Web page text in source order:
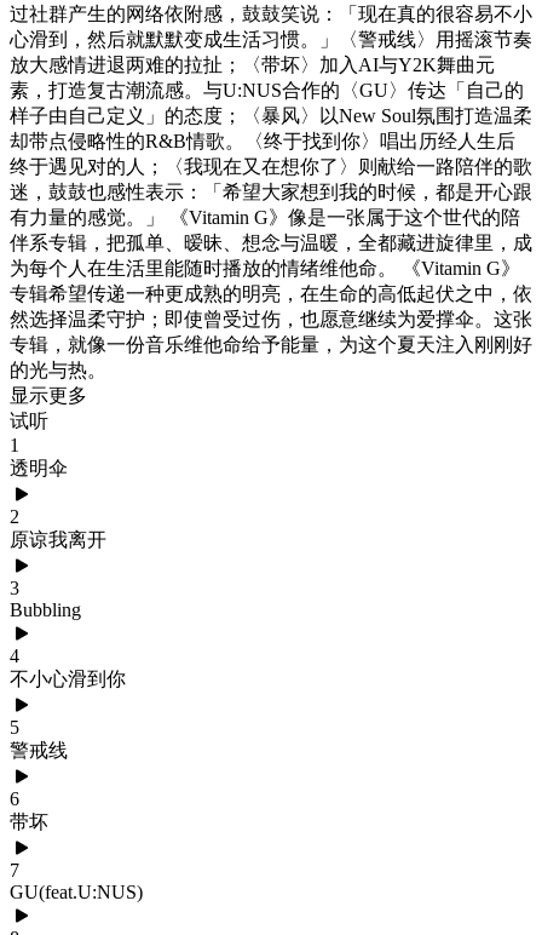
过社群产生的网络依附感，鼓鼓笑说：「现在真的很容易不小
心滑到，然后就默默变成生活习惯。」〈警戒线〉用摇滚节奏
放大感情进退两难的拉扯；〈带坏〉加入AI与Y2K舞曲元
素，打造复古潮流感。与U:NUS合作的〈GU〉传达「自己的
样子由自己定义」的态度；〈暴风〉以New Soul氛围打造温柔
却带点侵略性的R&B情歌。〈终于找到你〉唱出历经人生后
终于遇见对的人；〈我现在又在想你了〉则献给一路陪伴的歌
迷，鼓鼓也感性表示：「希望大家想到我的时候，都是开心跟
有力量的感觉。」 《Vitamin G》像是一张属于这个世代的陪
伴系专辑，把孤单、暧昧、想念与温暖，全都藏进旋律里，成
为每个人在生活里能随时播放的情绪维他命。 《Vitamin G》
专辑希望传递一种更成熟的明亮，在生命的高低起伏之中，依
然选择温柔守护；即使曾受过伤，也愿意继续为爱撑伞。这张
专辑，就像一份音乐维他命给予能量，为这个夏天注入刚刚好
的光与热。
显示更多
试听
1
透明伞
2
原谅我离开
3
Bubbling
4
不小心滑到你
5
警戒线
6
带坏
7
GU(feat.U:NUS)